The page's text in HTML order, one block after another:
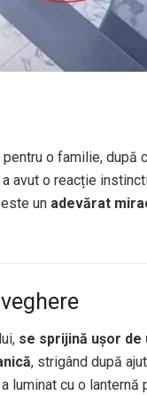
o familie, după
avut o reacție
un adevărat
se sprijină ușor de
, strigând după
luminat cu o lanternă